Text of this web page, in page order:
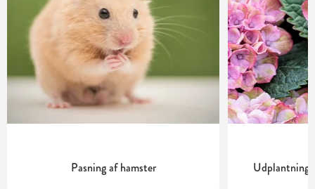
Pasning af hamster Udplantning